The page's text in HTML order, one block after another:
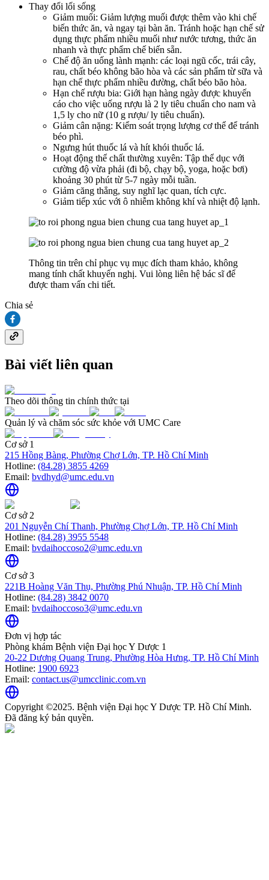
Thay đổi lối sống
Giảm muối: Giảm lượng muối được thêm vào khi chế
biến thức ăn, và ngay tại bàn ăn. Tránh hoặc hạn chế sử
dụng thực phẩm nhiều muối như nước tương, thức ăn
nhanh và thực phẩm chế biến sẵn.
Chế độ ăn uống lành mạnh: các loại ngũ cốc, trái cây,
rau, chất béo không bão hòa và các sản phẩm từ sữa và
hạn chế thực phẩm nhiều đường, chất béo bão hòa.
Hạn chế rượu bia: Giới hạn hàng ngày được khuyến
cáo cho việc uống rượu là 2 ly tiêu chuẩn cho nam và
1,5 ly cho nữ (10 g rượu/ ly tiêu chuẩn).
Giảm cân nặng: Kiểm soát trọng lượng cơ thể để tránh
béo phì.
Ngưng hút thuốc lá và hít khói thuốc lá.
Hoạt động thể chất thường xuyên: Tập thể dục với
cường độ vừa phải (đi bộ, chạy bộ, yoga, hoặc bơi)
khoảng 30 phút từ 5-7 ngày mỗi tuần.
Giảm căng thẳng, suy nghĩ lạc quan, tích cực.
Giảm tiếp xúc với ô nhiễm không khí và nhiệt độ lạnh.
Thông tin trên chỉ phục vụ mục đích tham khảo, không
mang tính chất khuyến nghị. Vui lòng liên hệ bác sĩ để
được tham vấn chi tiết.
Chia sẻ
Bài viết liên quan
Theo dõi thông tin chính thức tại
Quản lý và chăm sóc sức khỏe với UMC Care
Cơ sở 1
215 Hồng Bàng, Phường Chợ Lớn, TP. Hồ Chí Minh
Hotline: (84.28) 3855 4269
Email: bvdhyd@umc.edu.vn
Cơ sở 2
201 Nguyễn Chí Thanh, Phường Chợ Lớn, TP. Hồ Chí Minh
Hotline: (84.28) 3955 5548
Email: bvdaihoccoso2@umc.edu.vn
Cơ sở 3
221B Hoàng Văn Thụ, Phường Phú Nhuận, TP. Hồ Chí Minh
Hotline: (84.28) 3842 0070
Email: bvdaihoccoso3@umc.edu.vn
Đơn vị hợp tác
Phòng khám Bệnh viện Đại học Y Dược 1
20-22 Dương Quang Trung, Phường Hòa Hưng, TP. Hồ Chí Minh
Hotline: 1900 6923
Email: contact.us@umcclinic.com.vn
Copyright ©2025. Bệnh viện Đại học Y Dược TP. Hồ Chí Minh.
Đã đăng ký bản quyền.